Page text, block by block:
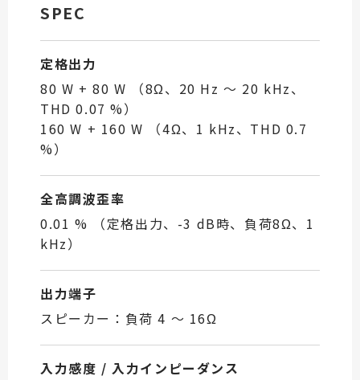
SPEC
定格出力
80 W + 80 W （8Ω、20 Hz ～ 20 kHz、
THD 0.07 %）
160 W + 160 W （4Ω、1 kHz、THD 0.7
%）
全高調波歪率
0.01 % （定格出力、-3 dB時、負荷8Ω、1
kHz）
出力端子
スピーカー：負荷 4 ～ 16Ω
入力感度 / 入力インピーダンス